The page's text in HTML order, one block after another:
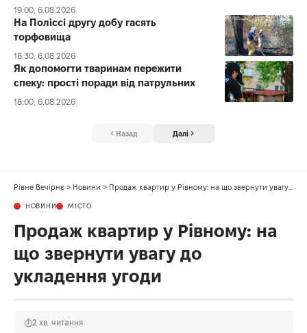
19:00, 6.08.2026
На Поліссі другу добу гасять
торфовища
18:30, 6.08.2026
Як допомогти тваринам пережити
спеку: прості поради від патрульних
18:00, 6.08.2026
Назад Далі
Рівне Вечірнє > Новини > Продаж квартир у Рівному: на що звернути увагу до укладення угоди
НОВИНИ МІСТО
Продаж квартир у Рівному: на
що звернути увагу до
укладення угоди
2 хв. читання